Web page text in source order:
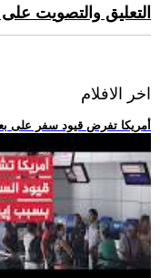
التعليق والتصويت
اخر الافلام
.. أمريكا تفرض قيود سفر على